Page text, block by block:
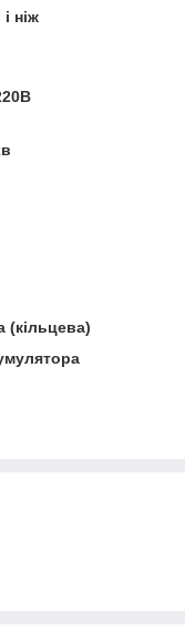
ніж
(кільцева)